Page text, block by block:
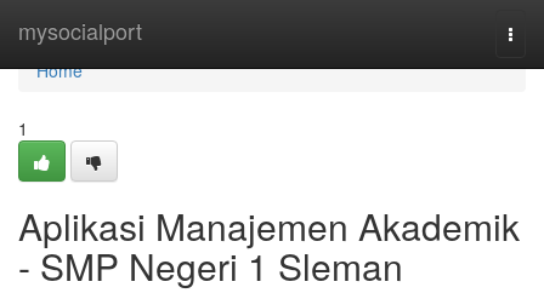
mysocialport
Home
Home
1
Aplikasi Manajemen Akademik
- SMP Negeri 1 Sleman